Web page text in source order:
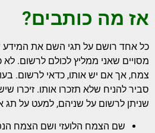
אז מה כותבים?
כל אחד רושם על תגי השם את המידע
מסויים שאני ממליץ לכולם לרשום. לא
צמח, אך אם יש אותו, כדאי לרשום.
סביר להניח שלא תזכרו אותו. זיכרו
שניתן לרשום על שניהם, למעט על תג
שם הצמח הלועזי ושם הצמח